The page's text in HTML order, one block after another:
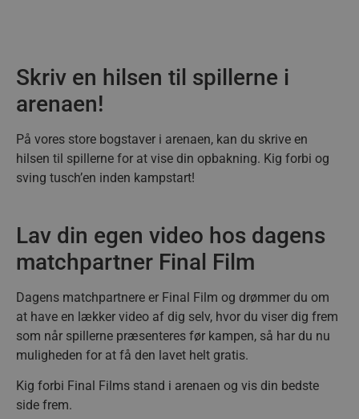
Skriv en hilsen til spillerne i
arenaen!
På vores store bogstaver i arenaen, kan du skrive en
hilsen til spillerne for at vise din opbakning. Kig forbi og
sving tusch’en inden kampstart!
Lav din egen video hos dagens
matchpartner Final Film
Dagens matchpartnere er Final Film og drømmer du om
at have en lækker video af dig selv, hvor du viser dig frem
som når spillerne præsenteres før kampen, så har du nu
muligheden for at få den lavet helt gratis.
Kig forbi Final Films stand i arenaen og vis din bedste
side frem.